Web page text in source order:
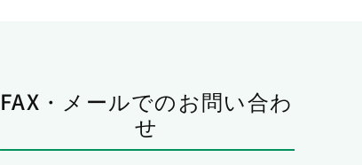
FAX・メールでのお問い合わ
せ